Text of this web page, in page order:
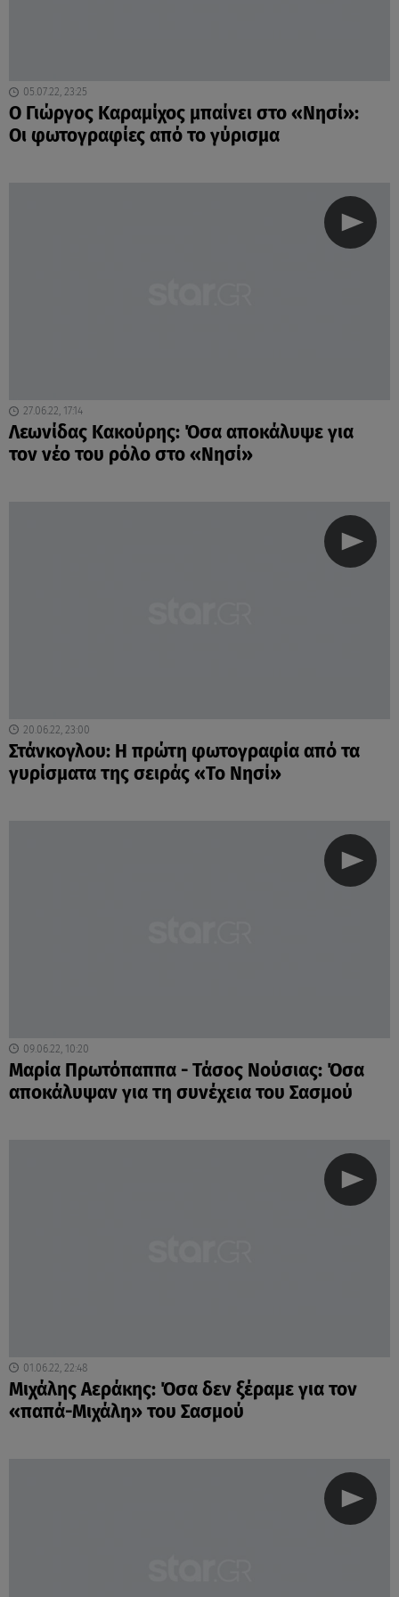
05.07.22, 23:25
Ο Γιώργος Καραμίχος μπαίνει στο «Νησί»:
Οι φωτογραφίες από το γύρισμα
27.06.22, 17:14
Λεωνίδας Κακούρης: Όσα αποκάλυψε για
τον νέο του ρόλο στο «Νησί»
20.06.22, 23:00
Στάνκογλου: Η πρώτη φωτογραφία από τα
γυρίσματα της σειράς «Το Νησί»
09.06.22, 10:20
Μαρία Πρωτόπαππα - Τάσος Νούσιας: Όσα
αποκάλυψαν για τη συνέχεια του Σασμού
01.06.22, 22:48
Μιχάλης Αεράκης: Όσα δεν ξέραμε για τον
«παπά-Μιχάλη» του Σασμού